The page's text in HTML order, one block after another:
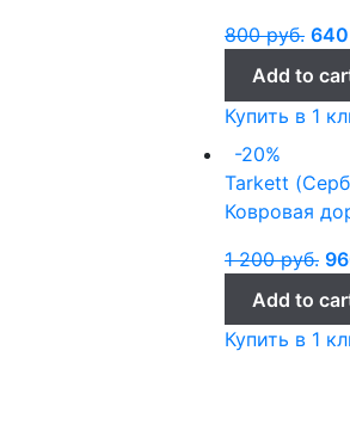
800руб. 640
Add to
Купить в 1
-20%
Tarkett
Ковровая
1 200руб.
Add to
Купить в 1